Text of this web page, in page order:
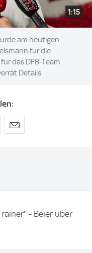
1:15
am heutigen
für die
das DFB-Team
Details.
- Beier über